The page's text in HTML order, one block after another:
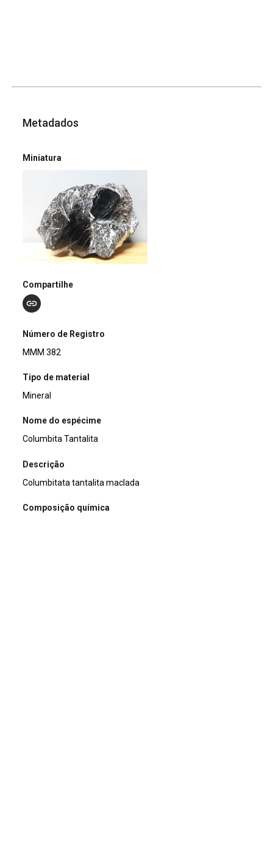
Metadados
Miniatura
Compartilhe
Número de Registro
MMM 382
Tipo de material
Mineral
Nome do espécime
Columbita Tantalita
Descrição
Columbitata tantalita maclada
Composição química